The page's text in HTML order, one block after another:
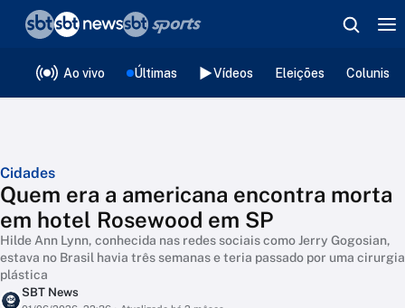
Ao vivo Últimas Vídeos Eleições
Cidades
Quem era a americana encontra morta
em hotel Rosewood em SP
Hilde Ann Lynn, conhecida nas redes sociais como Jerry Gogosian,
estava no Brasil havia três semanas e teria passado por uma cirurgia
plástica
SBT News
❮voltar
Editorias